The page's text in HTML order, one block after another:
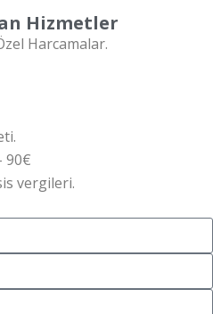
Hizmetler
Harcamalar.
90€
vergileri.